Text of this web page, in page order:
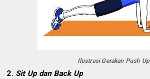
Ilustrasi Gerakan Push Up
2. Sit Up dan Back Up